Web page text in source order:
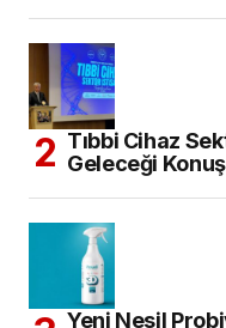
Tıbbi Cihaz
Geleceği
Yeni Nesil